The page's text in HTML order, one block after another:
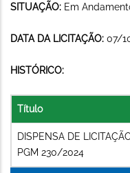
SITUAÇÃO: Em
DATA DA LICITAÇÃO: 07/
HISTÓRICO:
Título
DISPENSA DE
PGM 230/2024